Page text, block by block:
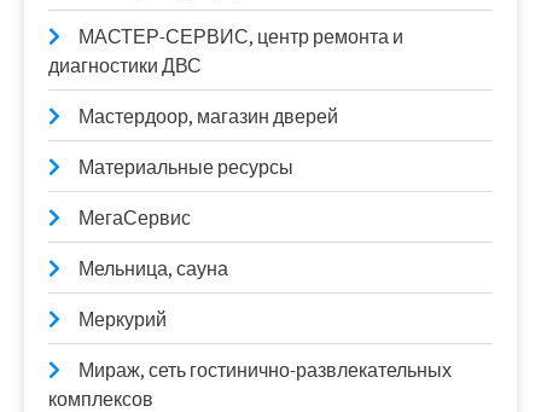
МАСТЕР-СЕРВИС, центр ремонта и
диагностики ДВС
Мастердоор, магазин дверей
Материальные ресурсы
МегаСервис
Мельница, сауна
Меркурий
Мираж, сеть гостинично-развлекательных
комплексов